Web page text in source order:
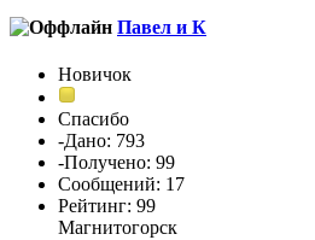
Павел и К
Новичок
Спасибо
-Дано: 793
-Получено: 99
Сообщений: 17
Рейтинг: 99
Магнитогорск